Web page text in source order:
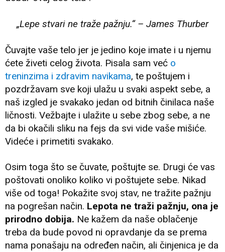
„Lepe stvari ne traže pažnju.“ – James Thurber
Čuvajte vaše telo jer je jedino koje imate i u njemu
ćete živeti celog života. Pisala sam već o
treninzima i zdravim navikama, te poštujem i
pozdržavam sve koji ulažu u svaki aspekt sebe, a
naš izgled je svakako jedan od bitnih činilaca naše
ličnosti. Vežbajte i ulažite u sebe zbog sebe, a ne
da bi okačili sliku na fejs da svi vide vaše mišiće.
Videće i primetiti svakako.
Osim toga što se čuvate, poštujte se. Drugi će vas
poštovati onoliko koliko vi poštujete sebe. Nikad
više od toga! Pokažite svoj stav, ne tražite pažnju
na pogrešan način. Lepota ne traži pažnju, ona je
prirodno dobija. Ne kažem da naše oblačenje
treba da bude povod ni opravdanje da se prema
nama ponašaju na određen način, ali činjenica je da